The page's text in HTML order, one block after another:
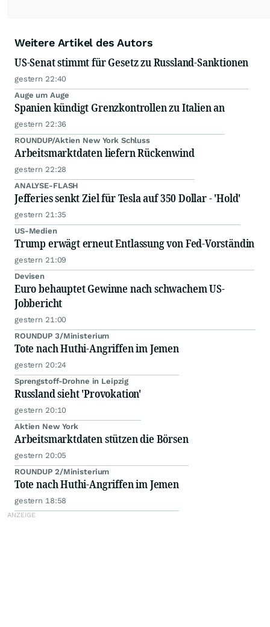
Weitere Artikel des Autors
US-Senat stimmt für Gesetz zu Russland-Sanktionen
gestern 22:40
Auge um Auge
Spanien kündigt Grenzkontrollen zu Italien an
gestern 22:36
ROUNDUP/Aktien New York Schluss
Arbeitsmarktdaten liefern Rückenwind
gestern 22:28
ANALYSE-FLASH
Jefferies senkt Ziel für Tesla auf 350 Dollar - 'Hold'
gestern 21:35
US-Medien
Trump erwägt erneut Entlassung von Fed-Vorständin
gestern 21:09
Devisen
Euro behauptet Gewinne nach schwachem US-
Jobbericht
gestern 21:00
ROUNDUP 3/Ministerium
Tote nach Huthi-Angriffen im Jemen
gestern 20:24
Sprengstoff-Drohne in Leipzig
Russland sieht 'Provokation'
gestern 20:10
Aktien New York
Arbeitsmarktdaten stützen die Börsen
gestern 20:05
ROUNDUP 2/Ministerium
Tote nach Huthi-Angriffen im Jemen
gestern 18:58